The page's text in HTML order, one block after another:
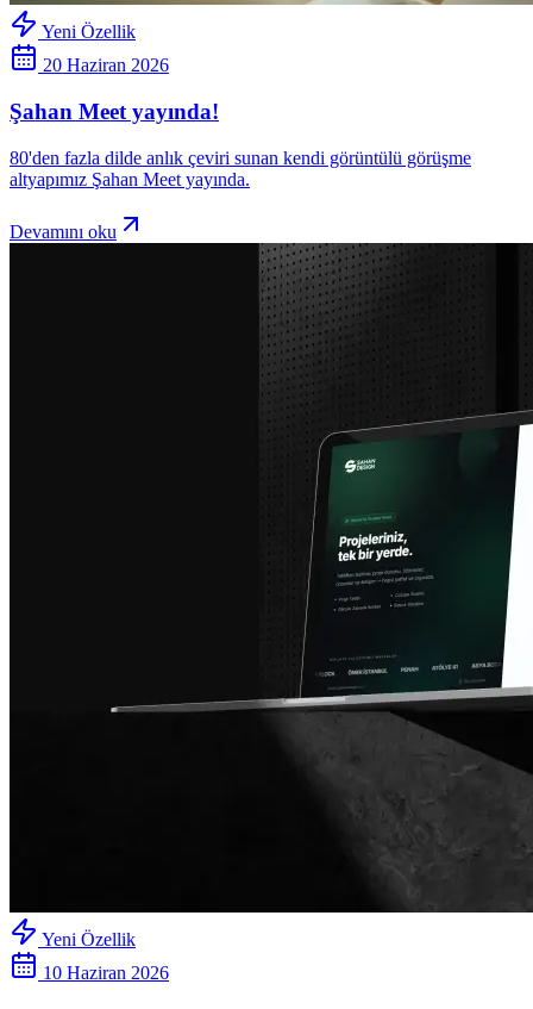
Yeni Özellik
20 Haziran 2026
Şahan Meet yayında!
80'den fazla dilde anlık çeviri sunan kendi görüntülü görüşme
altyapımız Şahan Meet yayında.
Devamını oku
Yeni Özellik
10 Haziran 2026